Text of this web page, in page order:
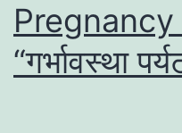
“गर्भावस्था